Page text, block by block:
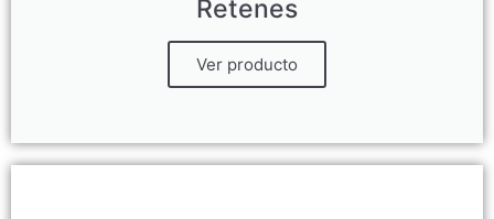
Retenes
Ver producto